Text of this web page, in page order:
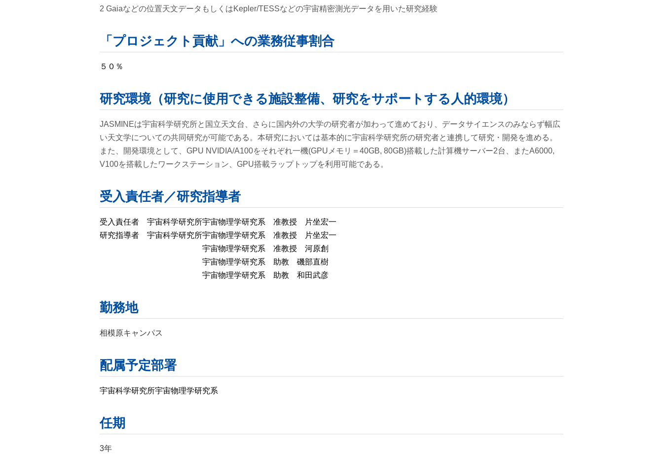
2 Gaiaなどの位置天文データもしくはKepler/TESSなどの宇宙精密測光データを用いた研究経験
「プロジェクト貢献」への業務従事割合
５０％
研究環境（研究に使用できる施設整備、研究をサポートする人的環境）
JASMINEは宇宙科学研究所と国立天文台、さらに国内外の大学の研究者が加わって進めており、データサイエンスのみならず幅広
い天文学についての共同研究が可能である。本研究においては基本的に宇宙科学研究所の研究者と連携して研究・開発を進める。
また、開発環境として、GPU NVIDIA/A100をそれぞれ一機(GPUメモリ＝40GB, 80GB)搭載した計算機サーバー2台、またA6000,
V100を搭載したワークステーション、GPU搭載ラップトップを利用可能である。
受入責任者／研究指導者
受入責任者 宇宙科学研究所宇宙物理学研究系 准教授 片坐宏一
研究指導者 宇宙科学研究所宇宙物理学研究系 准教授 片坐宏一
宇宙物理学研究系 准教授 河原創
宇宙物理学研究系 助教 磯部直樹
宇宙物理学研究系 助教 和田武彦
勤務地
相模原キャンパス
配属予定部署
宇宙科学研究所宇宙物理学研究系
任期
3年